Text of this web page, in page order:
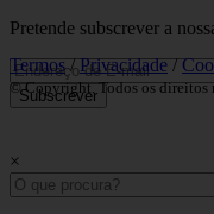
Pretende subscrever a
Subscrever
Termos/Privacidade/
© Copyright. Todos os direitos
×